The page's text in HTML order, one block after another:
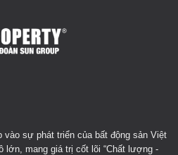
vào sự phát triển của bất động sản Việt
lớn, mang giá trị cốt lõi “Chất lượng -